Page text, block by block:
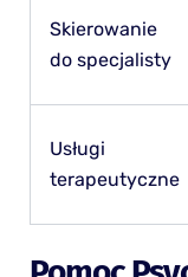
Skierowanie
do specjalisty
Usługi
terapeutyczne